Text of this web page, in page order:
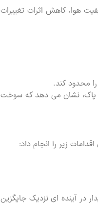
هوا، کاهش اثرات تغییرات
محدود کند.
پاک، نشان می دهد که سوخت
زیر را انجام داد:
در آینده ای نزدیک جایگزین